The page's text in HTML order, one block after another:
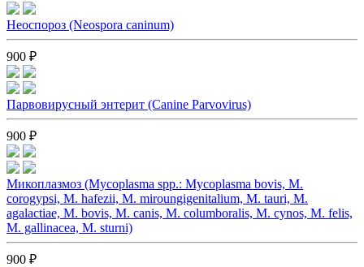
Неоспороз (Neospora caninum)
900 ₽
Парвовирусный энтерит (Canine Parvovirus)
900 ₽
Микоплазмоз (Mycoplasma spp.: Mycoplasma bovis, M.
corogypsi, M. hafezii, M. miroungigenitalium, M. tauri, M.
agalactiae, M. bovis, M. canis, M. columboralis, M. cynos, M. felis,
M. gallinacea, M. sturni)
900 ₽